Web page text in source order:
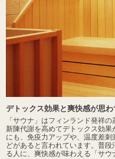
デトックス効果と爽快感が思
「サウナ」はフィンランド発祥
新陳代謝を高めてデトックス効
にも、免疫力アップや、温度差
どがあると言われています。普
る人に、爽快感が味わえる「サウ